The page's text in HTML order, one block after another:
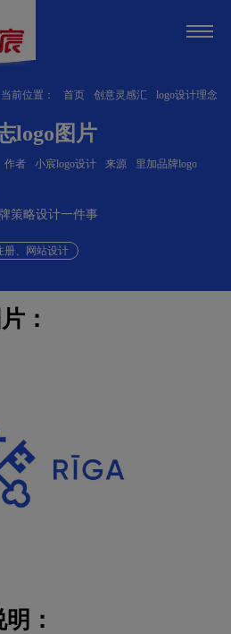
当前位置： 首页 创意灵感汇
logo设计理念
logo图片
作者 小宸logo设计 来源 里加品牌logo
策略设计一件事
册、网站设计
：
：